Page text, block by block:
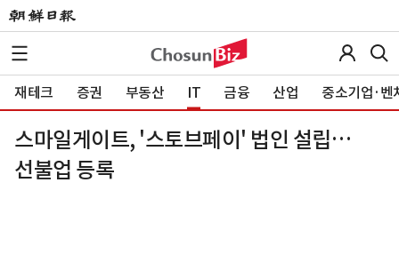
재테크 증권 부동산 IT 금융 산업 중소기업·벤
스마일게이트, '스토브페이' 법인 설립…
선불업 등록